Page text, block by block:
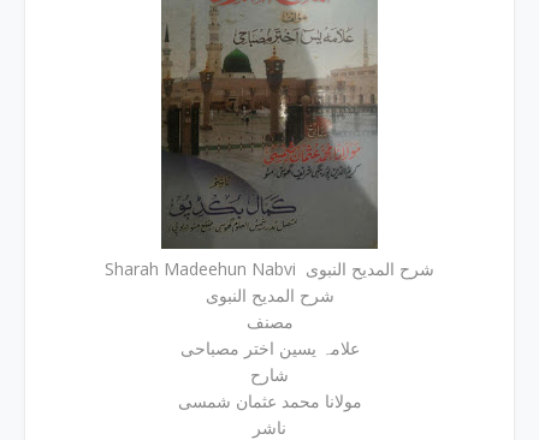
Sharah Madeehun Nabvi شرح المدیح النبوی
شرح المدیح النبوی
مصنف
علامہ یسین اختر مصباحی
شارح
مولانا محمد عثمان شمسی
ناشر